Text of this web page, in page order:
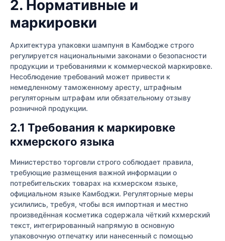
2. Нормативные и
маркировки
Архитектура упаковки шампуня в Камбодже строго
регулируется национальными законами о безопасности
продукции и требованиями к коммерческой маркировке.
Несоблюдение требований может привести к
немедленному таможенному аресту, штрафным
регуляторным штрафам или обязательному отзыву
розничной продукции.
2.1 Требования к маркировке
кхмерского языка
Министерство торговли строго соблюдает правила,
требующие размещения важной информации о
потребительских товарах на кхмерском языке,
официальном языке Камбоджи. Регуляторные меры
усилились, требуя, чтобы вся импортная и местно
произведённая косметика содержала чёткий кхмерский
текст, интегрированный напрямую в основную
упаковочную отпечатку или нанесенный с помощью